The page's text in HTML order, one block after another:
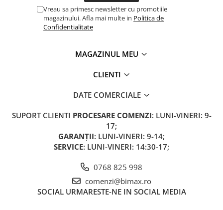
Acumulatori 36V
Acumulatori 48V
Piese Trotinete Electrice
PIESE UNIVERSALE
Vreau sa primesc newsletter cu promotiile
magazinului. Afla mai multe in Politica de
Confidentialitate
MAGAZINUL MEU
CLIENTI
DATE COMERCIALE
SUPORT CLIENTI PROCESARE COMENZI: LUNI-VINERI: 9-
17;
GARANȚII: LUNI-VINERI: 9-14;
SERVICE: LUNI-VINERI: 14:30-17;
0768 825 998
comenzi@bimax.ro
SOCIAL URMARESTE-NE IN SOCIAL MEDIA